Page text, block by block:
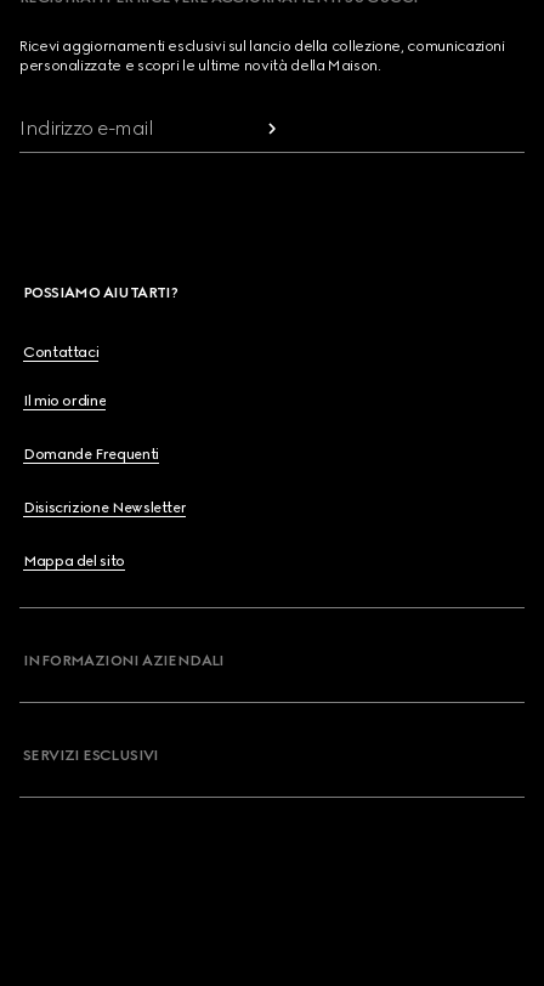
Ricevi aggiornamenti esclusivi sul lancio della collezione, comunicazioni
personalizzate e scopri le ultime novità della Maison.
Indirizzo e-mail
POSSIAMO AIUTARTI?
Contattaci
Il mio ordine
Domande Frequenti
Disiscrizione Newsletter
Mappa del sito
INFORMAZIONI AZIENDALI
SERVIZI ESCLUSIVI